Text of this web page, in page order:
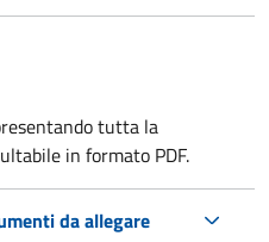
tutta la
in formato PDF.
da allegare